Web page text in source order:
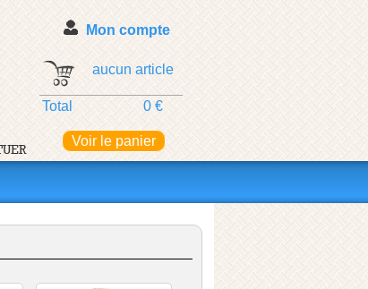
Mon compte
aucun article
Total 0 €
Voir le panier